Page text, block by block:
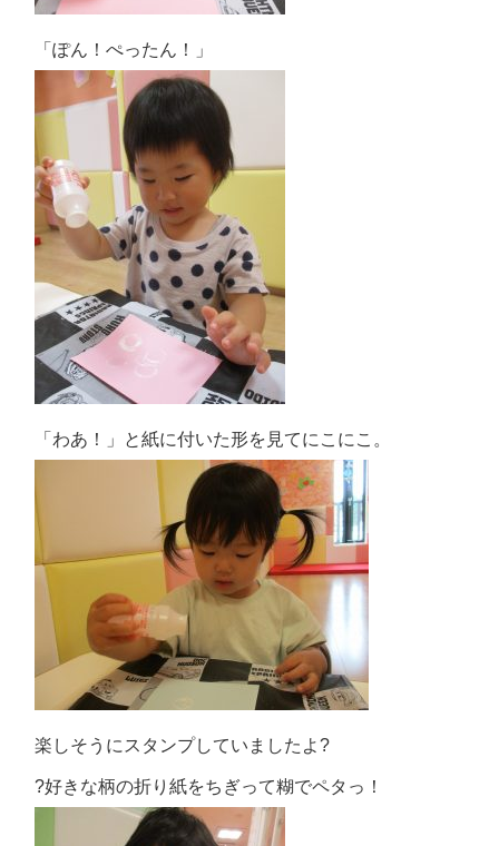
「ぽん！ぺったん！」
「わあ！」と紙に付いた形を見てにこにこ。
楽しそうにスタンプしていましたよ?
?好きな柄の折り紙をちぎって糊でペタっ！